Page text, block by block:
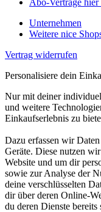
Unternehmen
Weitere nice
Vertrag widerrufen
Personalisiere dein
Nur mit deiner
und weitere
Einkaufserlebnis zu
Dazu erfassen wir
Geräte. Diese nutzen
Website und um dir
sowie zur Analyse der
deine verschlüsselten
dir über deren Online-
du deren Dienste bereits